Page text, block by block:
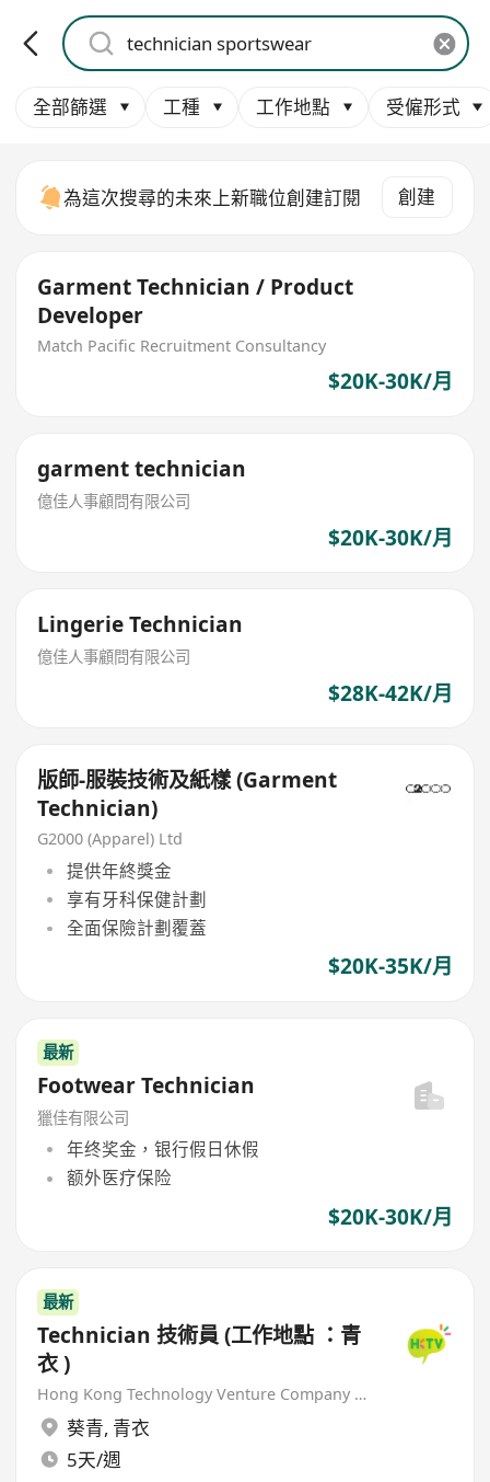
全部篩選 工種 工作地點 受僱形式
為這次搜尋的未來上新職位創建訂閱 創建
Garment Technician / Product
Developer
Match Pacific Recruitment Consultancy
$20K-30K/月
garment technician
億佳人事顧問有限公司
$20K-30K/月
Lingerie Technician
億佳人事顧問有限公司
$28K-42K/月
版師-服裝技術及紙樣 (Garment
Technician)
G2000 (Apparel) Ltd
提供年終獎金
享有牙科保健計劃
全面保險計劃覆蓋
$20K-35K/月
最新
Footwear Technician
獵佳有限公司
年终奖金，银行假日休假
额外医疗保险
$20K-30K/月
最新
Technician 技術員 (工作地點 ：青
衣 )
Hong Kong Technology Venture Company Limited(HKTV)
葵青, 青衣
5天/週